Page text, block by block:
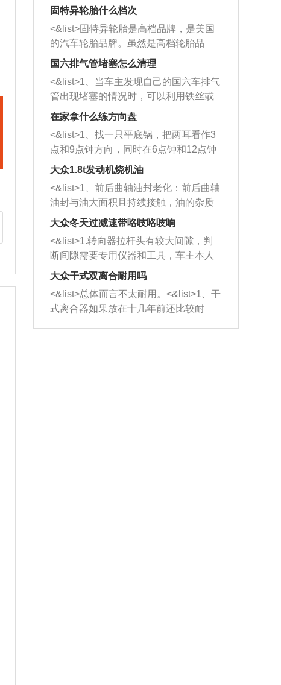
固特异轮胎什么档次
<&list>固特异轮胎是高档品牌，是美国
的汽车轮胎品牌。虽然是高档轮胎品
牌，但是中高低端的轮胎都有生产，这
也是为了更好的开拓市场。
国六排气管堵塞怎么清理
<&list>1、当车主发现自己的国六车排气
管出现堵塞的情况时，可以利用铁丝或
者是细棍，直接将杂物给取出来，如果
堵塞情况比较严重，也可以采取应急措
施。 <&list>2、直接利用木棍将所有的
杂物推到排气管里面的位置处，然后将
三元催化器拆解开，就可以将堵塞的东
西取出来。但如果是因为积碳过多引起
的堵塞，就需要将三元催化器泡在草酸
洗剂对堵塞的情况得到解决，将清洗剂
放在燃油箱中，与燃油混合后，车辆启
动时，就可以和汽油一起进入到燃烧
室，最后形成废气排出，就可以让三元
催化器得到清洗，排气管堵塞的情况就
能够得到解决。
在家拿什么练方向盘
<&list>1、找一只平底锅，把两耳看作3
点和9点钟方向，同时在6点钟和12点钟
方向做一个标记。 <&list>2、双手握住
一圈半的练习，往右同样也要打相同的
圈数。 <&list>3、最后强调要反复练
习，这样就可以形成肌肉记忆，在真实
驾驶车辆时，不需要记忆也能打好方
向。
大众1.8t发动机烧机油
<&list>1、前后曲轴油封老化：前后曲轴
油封与油大面积且持续接触，油的杂质
和发动机内持续温度变化使其密封效果
逐渐减弱，导致渗油或漏油。<&list>2、
活塞间隙过大：积碳会使活塞环与缸体
的间隙扩大，导致机油流入燃烧室中，
造成烧机油。<&list>3、机油粘度。使用
机油粘度过小的话，同样会有烧机油现
象，机油粘度过小具有很好的流动性，
大众冬天过减速带咯吱咯吱响
<&list>1.转向器拉杆头有较大间隙，判
断间隙需要专用仪器和工具，车主本人
无法制作，需要将车辆送到修理厂或4s
店；<&list>2.车辆半轴套管防尘罩破
裂，破裂后会出现漏油现象，使半轴磨
损严重，磨损的半轴容易损坏，产生异
响；<&list>3.稳定器的转向胶套和球头
大众干式双离合耐用吗
<&list>总体而言不太耐用。<&list>1、干
式离合器如果放在十几年前还比较耐